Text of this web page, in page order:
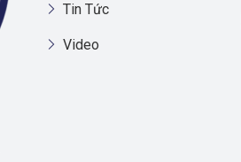
Tin Tức
Video